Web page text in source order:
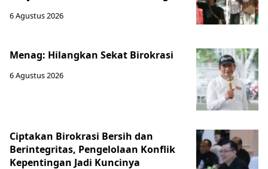
6 Agustus 2026
Menag: Hilangkan Sekat Birokrasi
6 Agustus 2026
Ciptakan Birokrasi Bersih dan
Berintegritas, Pengelolaan Konflik
Kepentingan Jadi Kuncinya